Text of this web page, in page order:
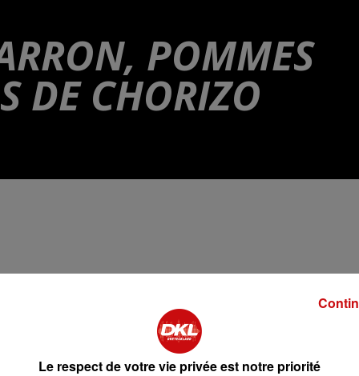
POMMES
DE CHORIZO
Le respect de votre vie privée est notre priorité